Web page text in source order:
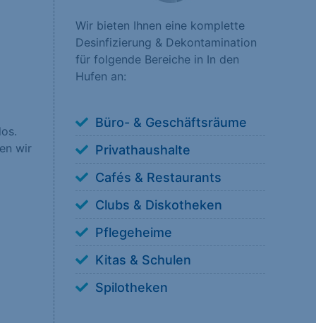
wir
Wir bieten Ihnen eine komplette
Desinfizierung & Dekontamination
für folgende Bereiche in In den
Hufen an:
Büro- & Geschäftsräume
Privathaushalte
Cafés & Restaurants
Clubs & Diskotheken
Pflegeheime
Kitas & Schulen
Spilotheken
Besucher unsere
wie unsere
Sie tun
von externen